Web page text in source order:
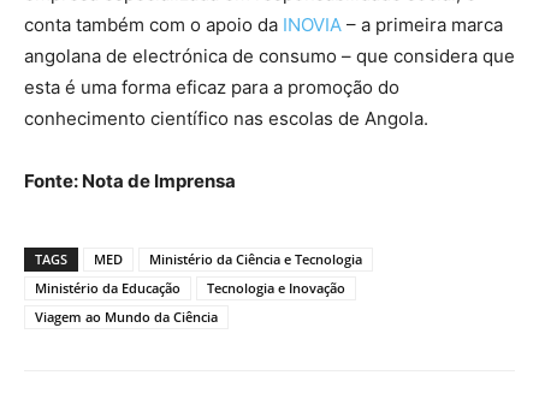
conta também com o apoio da INOVIA – a primeira marca
angolana de electrónica de consumo – que considera que
esta é uma forma eficaz para a promoção do
conhecimento científico nas escolas de Angola.
Fonte: Nota de Imprensa
TAGS MED
Ministério da Ciência e Tecnologia
Ministério da Educação
Tecnologia e Inovação
Viagem ao Mundo da Ciência